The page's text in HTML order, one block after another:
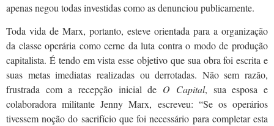
apenas negou todas investidas como as denunciou publicamente.
Toda vida de Marx, portanto, esteve orientada para a organização
da classe operária como cerne da luta contra o modo de produção
capitalista. É tendo em vista esse objetivo que sua obra foi escrita e
suas metas imediatas realizadas ou derrotadas. Não sem razão,
frustrada com a recepção inicial de O Capital, sua esposa e
colaboradora militante Jenny Marx, escreveu: “Se os operários
tivessem noção do sacrifício que foi necessário para completar esta